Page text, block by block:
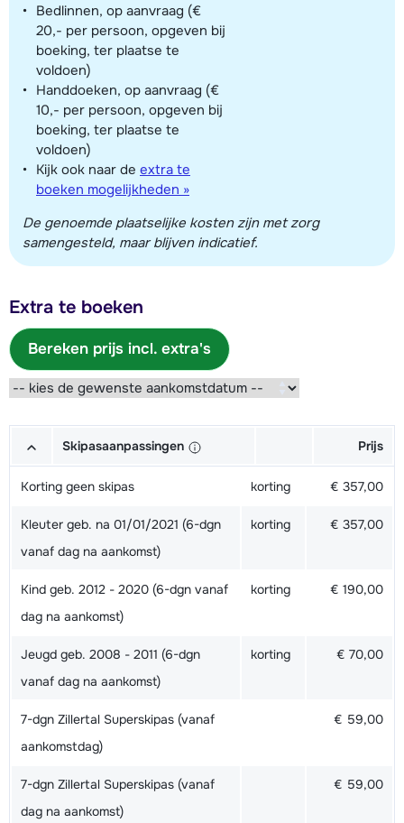
Bedlinnen, op aanvraag (€
20,- per persoon, opgeven bij
boeking, ter plaatse te
voldoen)
Handdoeken, op aanvraag (€
10,- per persoon, opgeven bij
boeking, ter plaatse te
voldoen)
Kijk ook naar de extra te
boeken mogelijkheden »
De genoemde plaatselijke kosten zijn met zorg
samengesteld, maar blijven indicatief.
Extra te boeken
Bereken prijs incl. extra's
Skipasaanpassingen Prijs
Korting geen skipas korting € 357,00
Kleuter geb. na 01/01/2021 (6-dgn
vanaf dag na aankomst)
korting € 357,00
Kind geb. 2012 - 2020 (6-dgn vanaf
dag na aankomst)
korting € 190,00
Jeugd geb. 2008 - 2011 (6-dgn
vanaf dag na aankomst)
korting € 70,00
7-dgn Zillertal Superskipas (vanaf
aankomstdag)
€ 59,00
7-dgn Zillertal Superskipas (vanaf
dag na aankomst)
€ 59,00